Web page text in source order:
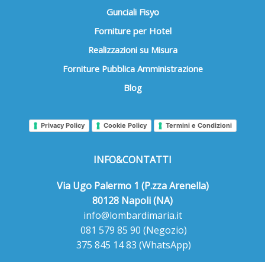
Gunciali Fisyo
Forniture per Hotel
Realizzazioni su Misura
Forniture Pubblica Amministrazione
Blog
Privacy Policy Cookie Policy Termini e Condizioni
INFO&CONTATTI
Via Ugo Palermo 1 (P.zza Arenella)
80128 Napoli (NA)
info@lombardimaria.it
081 579 85 90 (Negozio)
375 845 14 83 (WhatsApp)